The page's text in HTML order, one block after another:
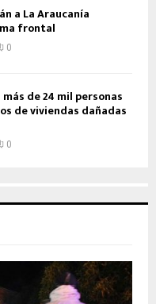
a La Araucanía
frontal
0
de 24 mil personas
de viviendas dañadas
0